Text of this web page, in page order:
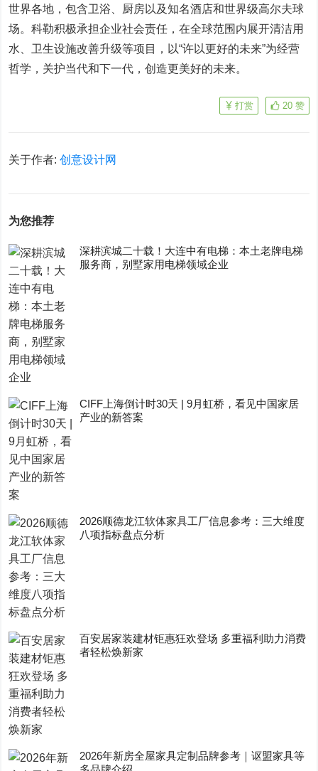
世界各地，包含卫浴、厨房以及知名酒店和世界级高尔夫球
场。科勒积极承担企业社会责任，在全球范围内展开清洁用
水、卫生设施改善升级等项目，以“许以更好的未来”为经营
哲学，关护当代和下一代，创造更美好的未来。
20 赞
打赏
关于作者:创意设计网
为您推荐
深耕滨城二十载！大连中有电梯：本土老牌电梯
服务商，别墅家用电梯领域企业
CIFF上海倒计时30天 | 9月虹桥，看见中国家居
产业的新答案
2026顺德龙江软体家具工厂信息参考：三大维度
八项指标盘点分析
百安居家装建材钜惠狂欢登场 多重福利助力消费
者轻松焕新家
2026年新房全屋家具定制品牌参考｜讴盟家具等